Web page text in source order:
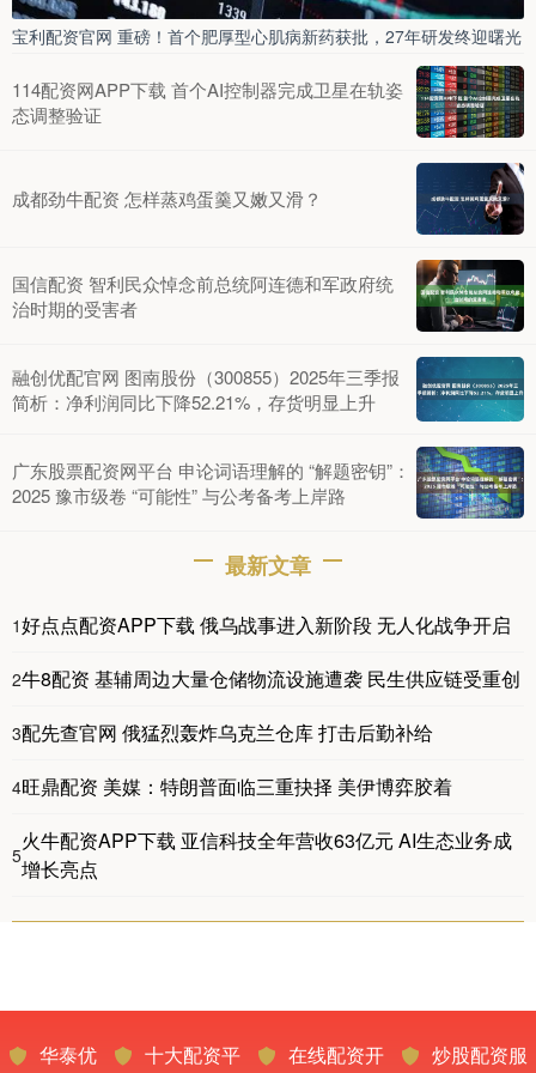
宝利配资官网 重磅！首个肥厚型心肌病新药获批，27年研发终迎曙光
114配资网APP下载 首个AI控制器完成卫星在轨姿
态调整验证
成都劲牛配资 怎样蒸鸡蛋羹又嫩又滑？
国信配资 智利民众悼念前总统阿连德和军政府统
治时期的受害者
融创优配官网 图南股份（300855）2025年三季报
简析：净利润同比下降52.21%，存货明显上升
广东股票配资网平台 申论词语理解的 “解题密钥”：
2025 豫市级卷 “可能性” 与公考备考上岸路
最新文章
1好点点配资APP下载 俄乌战事进入新阶段 无人化战争开启
2牛8配资 基辅周边大量仓储物流设施遭袭 民生供应链受重创
3配先查官网 俄猛烈轰炸乌克兰仓库 打击后勤补给
4旺鼎配资 美媒：特朗普面临三重抉择 美伊博弈胶着
5
火牛配资APP下载 亚信科技全年营收63亿元 AI生态业务成
增长亮点
华泰优
十大配资平
在线配资开
炒股配资服